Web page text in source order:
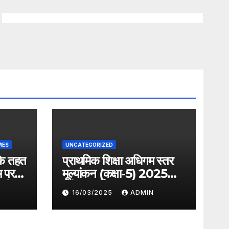
तहत
पर
UNCATEGORIZED
प्राथमिक शिक्षा अधिगम स्तर
मूल्यांकन (कक्षा-5) 2025
परीक्षा कार्यक्रम
16/03/2025 ADMIN